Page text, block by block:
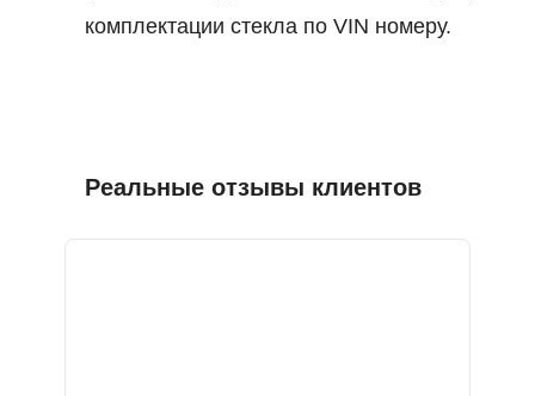
комплектации стекла по VIN номеру.
Реальные отзывы клиентов